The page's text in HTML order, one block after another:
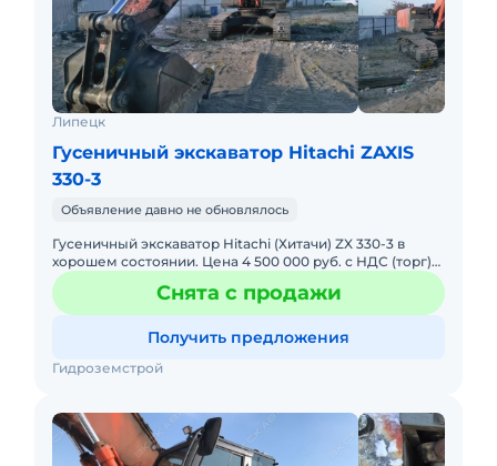
Липецк
Гусеничный экскаватор Hitachi ZAXIS
330-3
Объявление давно не обновлялось
Гусеничный экскаватор Hitachi (Хитачи) ZX 330-3 в
хорошем состоянии. Цена 4 500 000 руб. с НДС (торг)
Год выпуска — 2008г. Масса — 31,5 т. Моточасы — 12205
Снята с продажи
Получить предложения
Гидроземстрой